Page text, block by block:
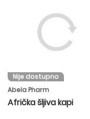
Nije dostupno
Abela Pharm
Afrička šljiva kapi